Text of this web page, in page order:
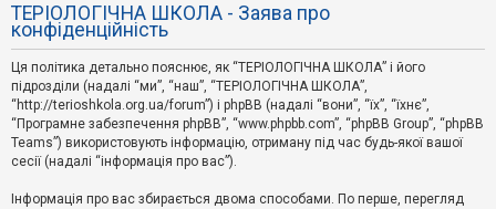
Р
е
с
т
р
а
ц
і
я
ТЕРІОЛОГІЧНА ШКОЛА - Заява про
конфіденційність
Ця політика детально пояснює, як “ТЕРІОЛОГІЧНА ШКОЛА” і його
підрозділи (надалі “ми”, “наш”, “ТЕРІОЛОГІЧНА ШКОЛА”,
“http://terioshkola.org.ua/forum”) і phpBB (надалі “вони”, “їх”, “їхнє”,
“Програмне забезпечення phpBB”, “www.phpbb.com”, “phpBB Group”, “phpBB
Teams”) використовують інформацію, отриману під час будь-якої вашої
сесії (надалі “інформація про вас”).
Інформація про вас збирається двома способами. По перше, перегляд